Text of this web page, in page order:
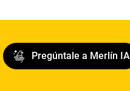
Pregúntale a Merlín IA